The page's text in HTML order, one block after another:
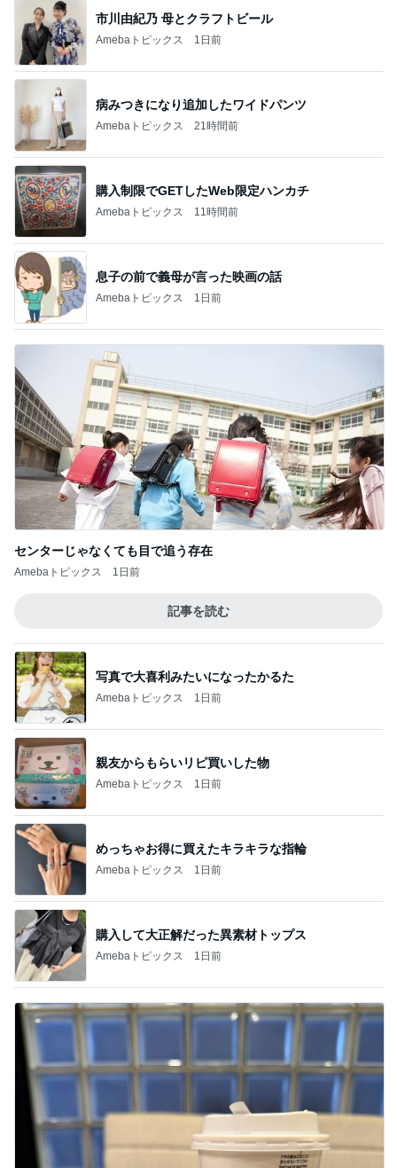
市川由紀乃 母とクラフトビール
Amebaトピックス 1日前
病みつきになり追加したワイドパンツ
Amebaトピックス 21時間前
購入制限でGETしたWeb限定ハンカチ
Amebaトピックス 11時間前
息子の前で義母が言った映画の話
Amebaトピックス 1日前
センターじゃなくても目で追う存在
Amebaトピックス 1日前
記事を読む
写真で大喜利みたいになったかるた
Amebaトピックス 1日前
親友からもらいリピ買いした物
Amebaトピックス 1日前
めっちゃお得に買えたキラキラな指輪
Amebaトピックス 1日前
購入して大正解だった異素材トップス
Amebaトピックス 1日前